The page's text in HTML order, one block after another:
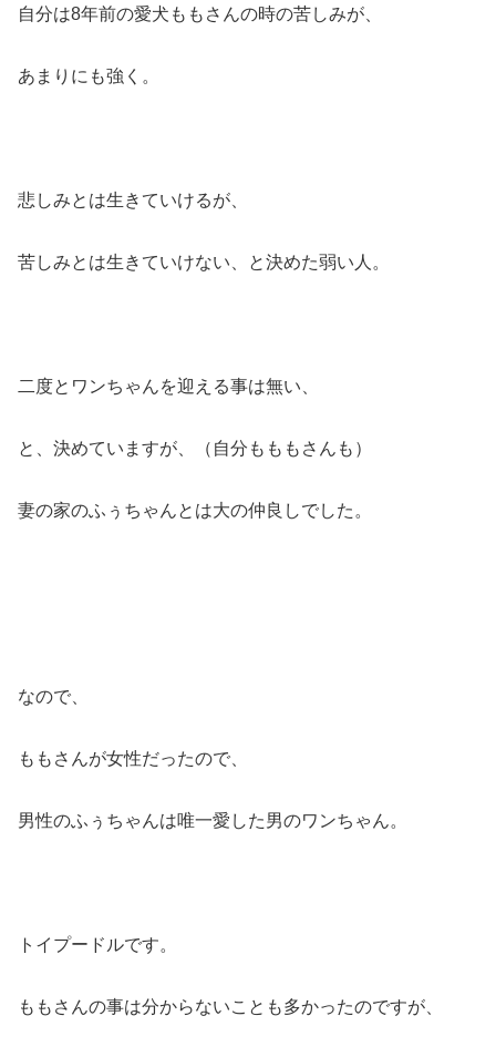
自分は8年前の愛犬ももさんの時の苦しみが、
あまりにも強く。
悲しみとは生きていけるが、
苦しみとは生きていけない、と決めた弱い人。
二度とワンちゃんを迎える事は無い、
と、決めていますが、（自分もももさんも）
妻の家のふぅちゃんとは大の仲良しでした。
なので、
ももさんが女性だったので、
男性のふぅちゃんは唯一愛した男のワンちゃん。
トイプードルです。
ももさんの事は分からないことも多かったのですが、